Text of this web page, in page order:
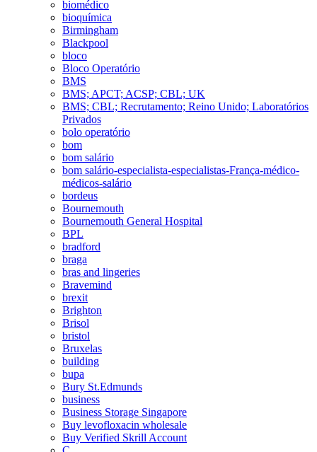
biomédico
bioquímica
Birmingham
Blackpool
bloco
Bloco Operatório
BMS
BMS; APCT; ACSP; CBL; UK
BMS; CBL; Recrutamento; Reino Unido; Laboratórios
Privados
bolo operatório
bom
bom salário
bom salário-especialista-especialistas-França-médico-
médicos-salário
bordeus
Bournemouth
Bournemouth General Hospital
BPL
bradford
braga
bras and lingeries
Bravemind
brexit
Brighton
Brisol
bristol
Bruxelas
building
bupa
Bury St.Edmunds
business
Business Storage Singapore
Buy levofloxacin wholesale
Buy Verified Skrill Account